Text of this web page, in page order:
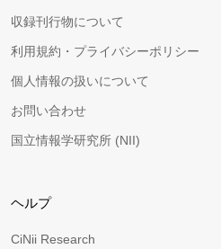
収録刊行物について
利用規約・プライバシーポリシー
個人情報の扱いについて
お問い合わせ
国立情報学研究所 (NII)
ヘルプ
CiNii Research